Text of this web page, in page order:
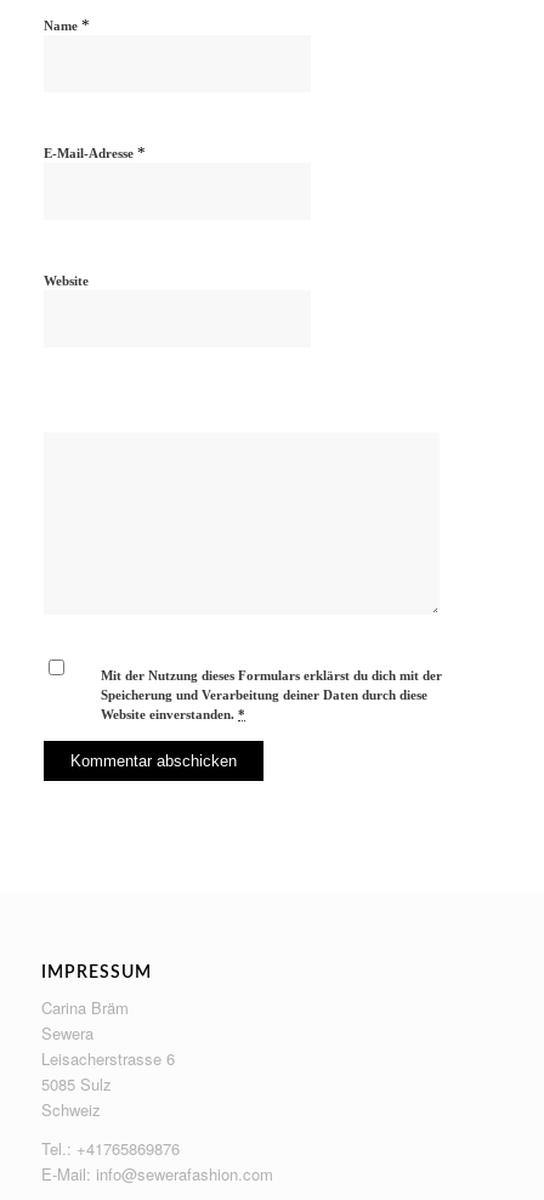
Name *
E-Mail-Adresse *
Website
Mit der Nutzung dieses Formulars erklärst du dich mit der
Speicherung und Verarbeitung deiner Daten durch diese
Website einverstanden.*
IMPRESSUM
Carina Bräm
Sewera
Leisacherstrasse 6
5085 Sulz
Schweiz
Tel.: +41765869876
E-Mail: info@sewerafashion.com